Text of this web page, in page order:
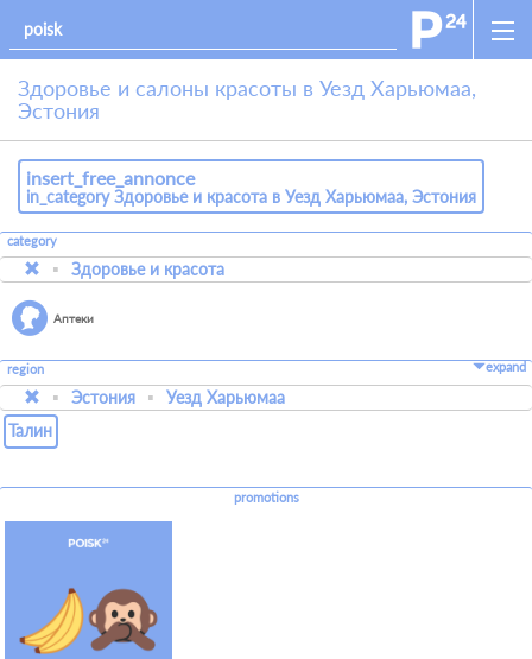
Здоровье и салоны красоты в Уезд Харьюмаа,
Эстония
insert_free_annonce
in_category Здоровье и красота в Уезд Харьюмаа, Эстония
category
Здоровье и красота
Аптеки
region expand
Эстония
Уезд Харьюмаа
Талин
promotions